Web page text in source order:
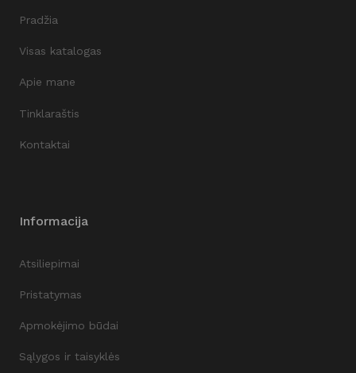
Pradžia
Visas katalogas
Apie mane
Tinklaraštis
Kontaktai
Informacija
Atsiliepimai
Pristatymas
Apmokėjimo būdai
Sąlygos ir taisyklės